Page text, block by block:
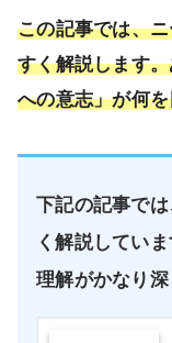
この記事では、
すく解説します
への意志」が何
下記の記事で
く解説してい
理解がかなり深